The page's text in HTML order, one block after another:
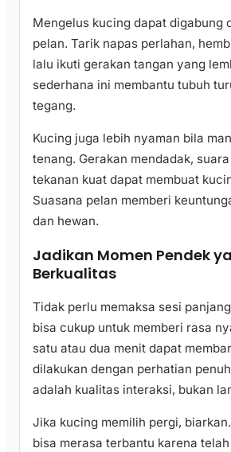
Mengelus kucing dapat digabung
pelan. Tarik napas perlahan,
lalu ikuti gerakan tangan yang
sederhana ini membantu tubuh
tegang.
Kucing juga lebih nyaman bila
tenang. Gerakan mendadak,
tekanan kuat dapat membuat
Suasana pelan memberi
dan hewan.
Jadikan Momen Pendek
Berkualitas
Tidak perlu memaksa sesi
bisa cukup untuk memberi rasa
satu atau dua menit dapat
dilakukan dengan perhatian
adalah kualitas interaksi, bukan
Jika kucing memilih pergi,
bisa merasa terbantu karena